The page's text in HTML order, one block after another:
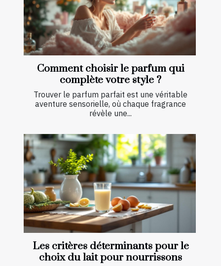
Comment choisir le parfum qui
complète votre style ?
Trouver le parfum parfait est une véritable
aventure sensorielle, où chaque fragrance
révèle une...
Les critères déterminants pour le
choix du lait pour nourrissons